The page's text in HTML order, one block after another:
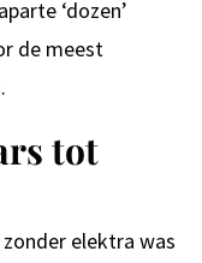
‘dozen’
de meest
tot
elektra was